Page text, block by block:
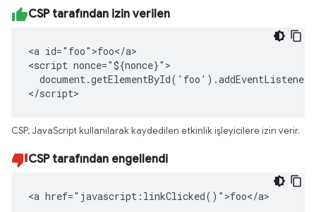
CSP tarafından izin verilen
<a id="foo">foo</a>
<script nonce="${nonce}">
</script>
CSP, JavaScript kullanılarak kaydedilen etkinlik işleyicilere izin verir.
CSP tarafından engellendi
<a href="javascript:linkClicked()">foo</a>